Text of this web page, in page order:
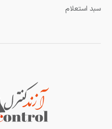
سبد استعلام